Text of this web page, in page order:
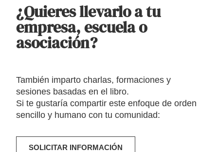
¿Quieres llevarlo a tu
empresa, escuela o
asociación?
También imparto charlas, formaciones y
sesiones basadas en el libro.
Si te gustaría compartir este enfoque de orden
sencillo y humano con tu comunidad:
SOLICITAR INFORMACIÓN